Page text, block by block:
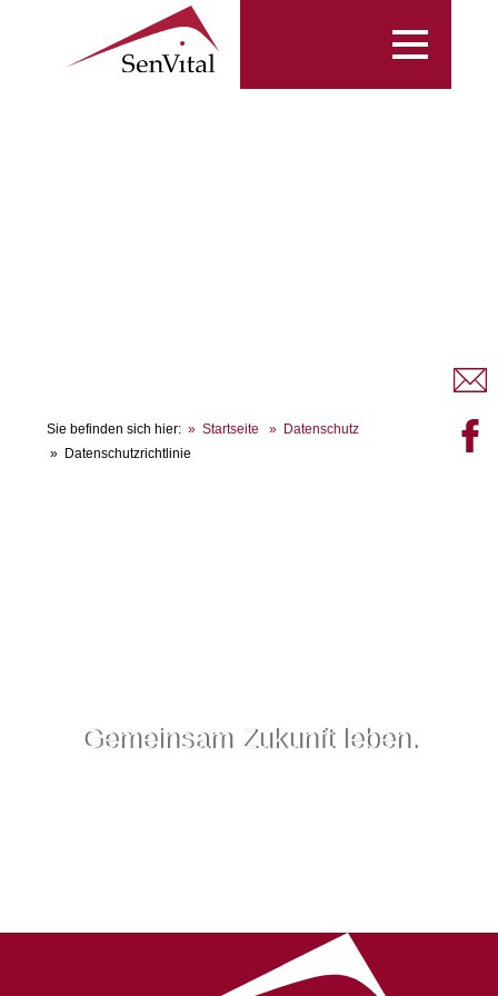
Toggle
Sie befinden sich hier: Startseite
Datenschutz
Datenschutzrichtlinie
Gemeinsam Zukunft leben.